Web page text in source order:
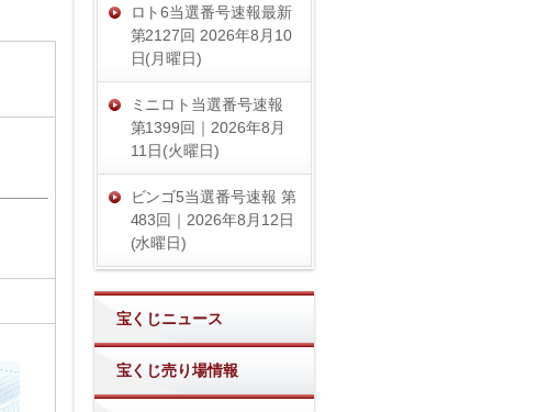
ロト6当選番号速報最新
第2127回 2026年8月10
日(月曜日)
ミニロト当選番号速報
第1399回｜2026年8月
11日(火曜日)
ビンゴ5当選番号速報 第
483回｜2026年8月12日
(水曜日)
宝くじニュース
宝くじ売り場情報